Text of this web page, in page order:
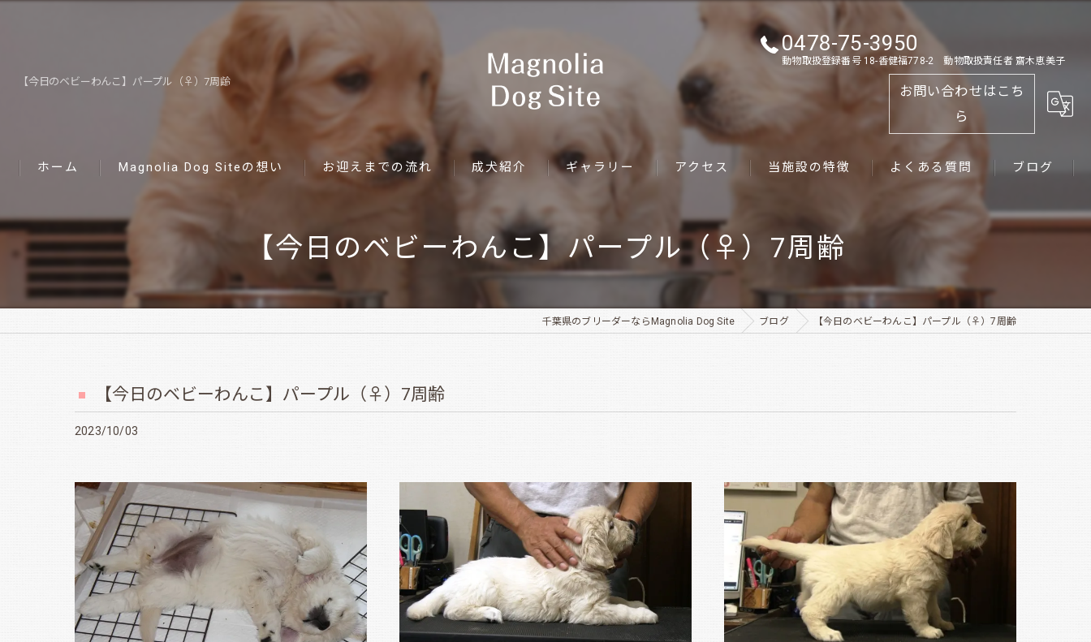
【今日のベビーわんこ】パープル（♀）7周齢
0478-75-3950
動物取扱登録番号 18-香健福778-2 動物取扱責任者 齋木恵美子
お問い合わせはこち
ら
ホーム Magnolia Dog Siteの想い お迎えまでの流れ 成犬紹介 ギャラリー アクセス 当施設の特徴
パピー
犬舎
よくある質問 ブログ
【今日のベビーわんこ】パープル（♀）7周齢
千葉県のブリーダーならMagnolia Dog Site ブログ 【今日のベビーわんこ】パープル（♀）7周齢
【今日のベビーわんこ】パープル（♀）7周齢
2023/10/03